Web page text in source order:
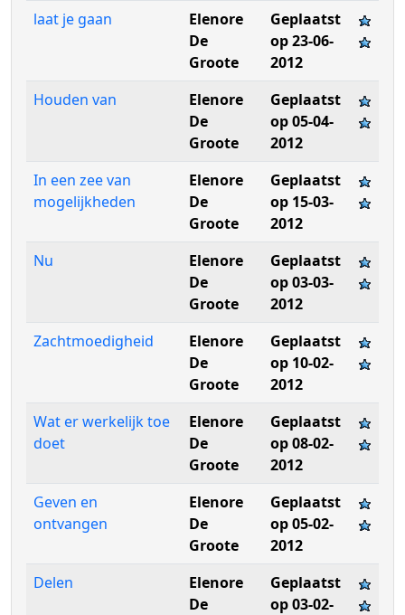
laat je gaan
Elenore
De
Groote
Geplaatst
op 23-06-
2012
Houden van
Elenore
De
Groote
Geplaatst
op 05-04-
2012
In een zee van
mogelijkheden
Elenore
De
Groote
Geplaatst
op 15-03-
2012
Nu
Elenore
De
Groote
Geplaatst
op 03-03-
2012
Zachtmoedigheid
Elenore
De
Groote
Geplaatst
op 10-02-
2012
Wat er werkelijk toe
doet
Elenore
De
Groote
Geplaatst
op 08-02-
2012
Geven en
ontvangen
Elenore
De
Groote
Geplaatst
op 05-02-
2012
Delen
Elenore
De
Geplaatst
op 03-02-